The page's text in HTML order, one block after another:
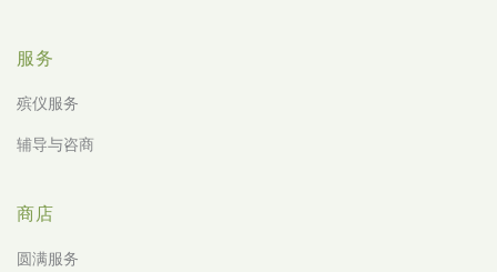
服务
殡仪服务
辅导与咨商
商店
圆满服务